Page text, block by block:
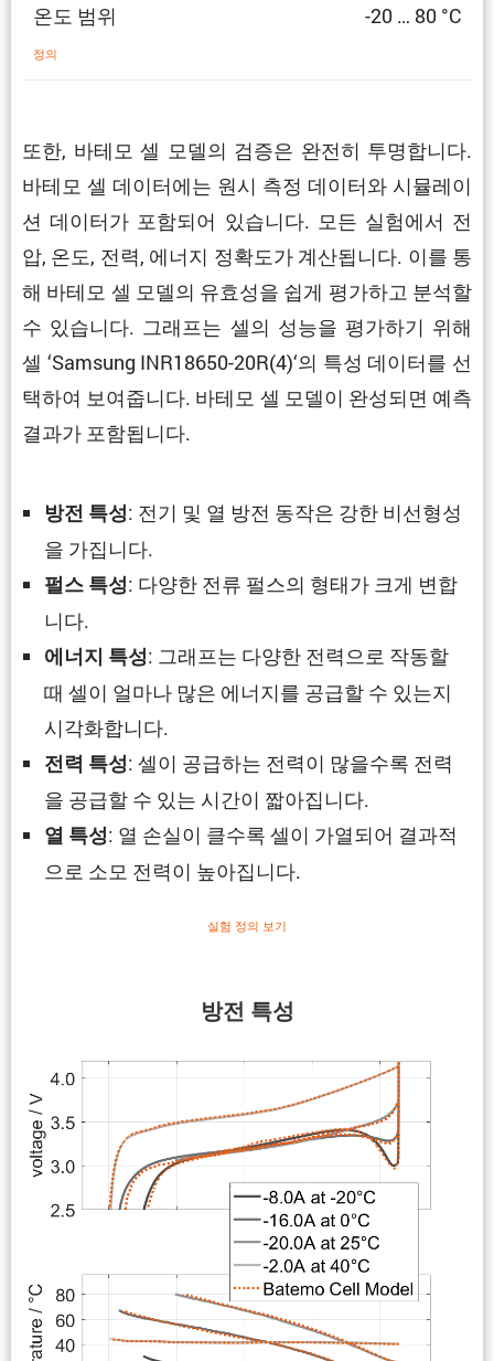
온도 범위
정의
-20 … 80 °C
또한, 바테모 셀 모델의 검증은 완전히 투명합니다.
바테모 셀 데이터에는 원시 측정 데이터와 시뮬레이
션 데이터가 포함되어 있습니다. 모든 실험에서 전
압, 온도, 전력, 에너지 정확도가 계산됩니다. 이를 통
해 바테모 셀 모델의 유효성을 쉽게 평가하고 분석할
수 있습니다. 그래프는 셀의 성능을 평가하기 위해
셀 ‘Samsung INR18650-20R(4)‘의 특성 데이터를 선
택하여 보여줍니다. 바테모 셀 모델이 완성되면 예측
결과가 포함됩니다.
방전 특성
방전 특성: 전기 및 열 방전 동작은 강한 비선형성
을 가집니다.
펄스 특성: 다양한 전류 펄스의 형태가 크게 변합
니다.
에너지 특성: 그래프는 다양한 전력으로 작동할
때 셀이 얼마나 많은 에너지를 공급할 수 있는지
시각화합니다.
전력 특성: 셀이 공급하는 전력이 많을수록 전력
을 공급할 수 있는 시간이 짧아집니다.
열 특성: 열 손실이 클수록 셀이 가열되어 결과적
으로 소모 전력이 높아집니다.
실험 정의 보기